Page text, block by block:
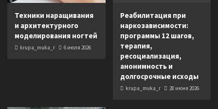
Техники наращивания
и архитектурного
моделирования ногтей
krupa_muka_r 6 июля 2026
Реабилитация при
наркозависимости:
программы 12 шагов,
терапия,
ресоциализация,
анонимность и
долгосрочные исходы
krupa_muka_r 28 июня 2026